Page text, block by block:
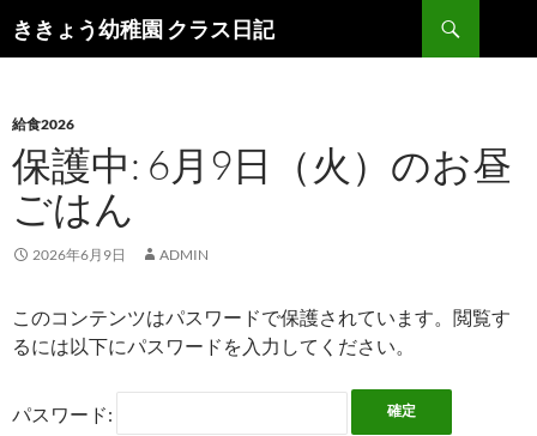
ききょう幼稚園 クラス日記
索
ン
ツ
へ
ス
キ
ッ
給食2026
保護中: 6月9日（火）のお昼
ごはん
2026年6月9日 ADMIN
このコンテンツはパスワードで保護されています。閲覧す
るには以下にパスワードを入力してください。
パスワード: